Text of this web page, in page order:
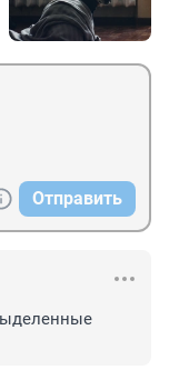
Отправить